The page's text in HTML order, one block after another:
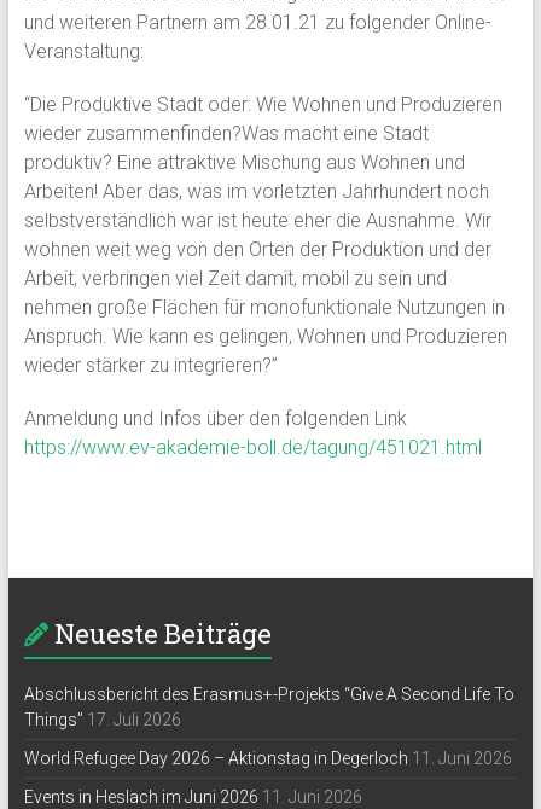
und weiteren Partnern am 28.01.21 zu folgender Online-
Veranstaltung:
“Die Produktive Stadt oder: Wie Wohnen und Produzieren
wieder zusammenfinden?Was macht eine Stadt
produktiv? Eine attraktive Mischung aus Wohnen und
Arbeiten! Aber das, was im vorletzten Jahrhundert noch
selbstverständlich war ist heute eher die Ausnahme. Wir
wohnen weit weg von den Orten der Produktion und der
Arbeit, verbringen viel Zeit damit, mobil zu sein und
nehmen große Flächen für monofunktionale Nutzungen in
Anspruch. Wie kann es gelingen, Wohnen und Produzieren
wieder stärker zu integrieren?”
Anmeldung und Infos über den folgenden Link
https://www.ev-akademie-boll.de/tagung/451021.html
Neueste Beiträge
Abschlussbericht des Erasmus+-Projekts “Give A Second Life To
Things” 17. Juli 2026
World Refugee Day 2026 – Aktionstag in Degerloch 11. Juni 2026
Events in Heslach im Juni 2026 11. Juni 2026